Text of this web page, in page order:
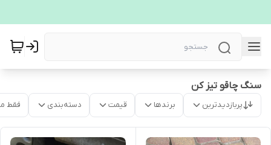
سنگ چاقو تیز کن
پربازدیدترین برندها قیمت دسته‌بندی فقط